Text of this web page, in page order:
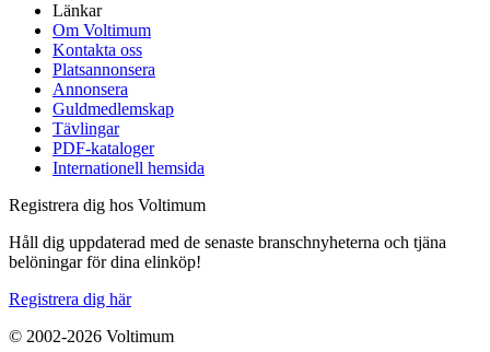
Länkar
Om Voltimum
Kontakta oss
Platsannonsera
Annonsera
Guldmedlemskap
Tävlingar
PDF-kataloger
Internationell hemsida
Registrera dig hos Voltimum
Håll dig uppdaterad med de senaste branschnyheterna och tjäna
belöningar för dina elinköp!
Registrera dig här
© 2002-2026 Voltimum